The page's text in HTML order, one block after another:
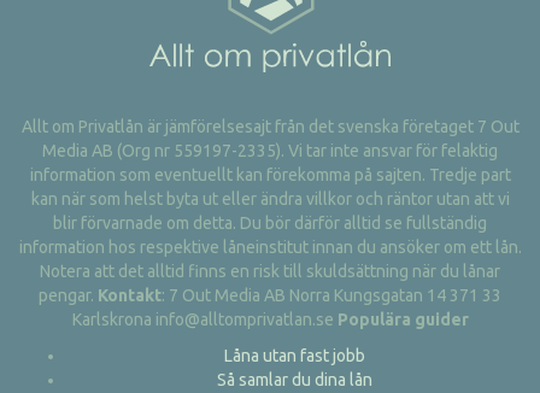
Allt om Privatlån är jämförelsesajt från det svenska företaget 7 Out
Media AB (Org nr 559197-2335). Vi tar inte ansvar för felaktig
information som eventuellt kan förekomma på sajten. Tredje part
kan när som helst byta ut eller ändra villkor och räntor utan att vi
blir förvarnade om detta. Du bör därför alltid se fullständig
information hos respektive låneinstitut innan du ansöker om ett lån.
Notera att det alltid finns en risk till skuldsättning när du lånar
pengar. Kontakt: 7 Out Media AB Norra Kungsgatan 14 371 33
Karlskrona info@alltomprivatlan.se Populära guider
Låna utan fast jobb
Så samlar du dina lån